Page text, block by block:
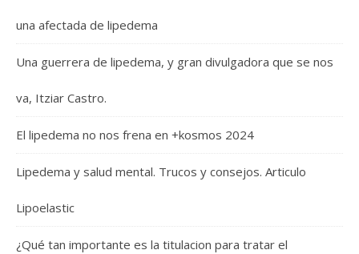
una afectada de lipedema
Una guerrera de lipedema, y gran divulgadora que se nos
va, Itziar Castro.
El lipedema no nos frena en +kosmos 2024
Lipedema y salud mental. Trucos y consejos. Articulo
Lipoelastic
¿Qué tan importante es la titulacion para tratar el